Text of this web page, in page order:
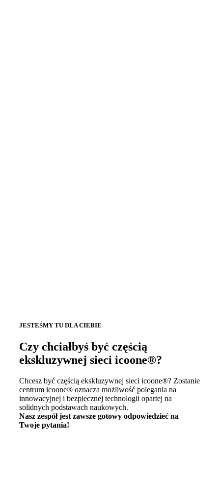
JESTEŚMY TU DLA CIEBIE
Czy chciałbyś być częścią
ekskluzywnej sieci icoone®?
Chcesz być częścią ekskluzywnej sieci icoone®? Zostanie
centrum icoone® oznacza możliwość polegania na
innowacyjnej i bezpiecznej technologii opartej na
solidnych podstawach naukowych.
Nasz zespół jest zawsze gotowy odpowiedzieć na
Twoje pytania!